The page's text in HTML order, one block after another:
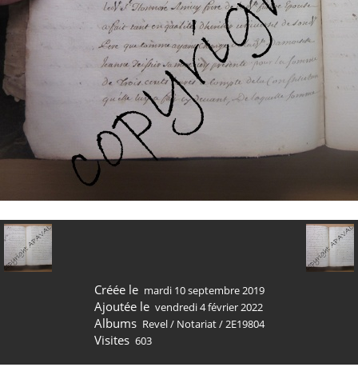
Créée le mardi 10 septembre 2019
Ajoutée le vendredi 4 février 2022
Albums Revel/ Notariat/2E19804
Visites 603